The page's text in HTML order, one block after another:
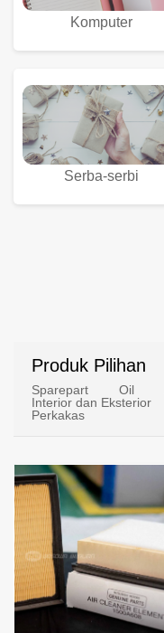
Komputer
Serba-serbi
Produk Pilihan
Sparepart Oil
Interior dan Eksterior
Perkakas